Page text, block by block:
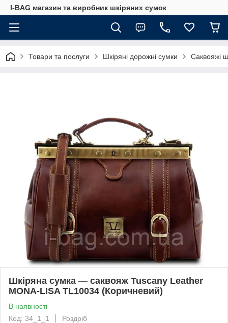
I-BAG магазин та виробник шкіряних сумок
Товари та послуги Шкіряні дорожні сумки Саквояжі
Шкіряна сумка — саквояж Tuscany Leather
MONA-LISA TL10034 (Коричневий)
В наявності
Код: 34_1_1
Роздріб